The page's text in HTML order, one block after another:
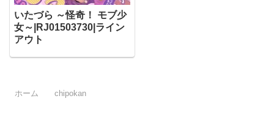
いたづら ～怪奇！ モブ少
女～|RJ01503730|ライン
アウト
ホーム chipokan